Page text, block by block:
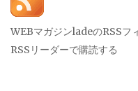
WEBマガジンladeのRSSフ
RSSリーダーで購読する